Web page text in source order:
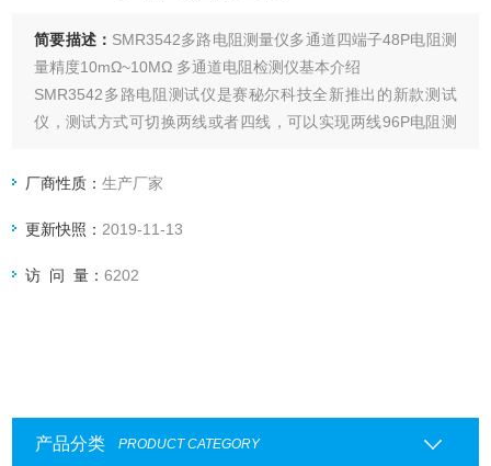
简要描述： SMR3542多路电阻测量仪多通道四端子48P电阻测
量精度10mΩ~10MΩ 多通道电阻检测仪基本介绍
SMR3542多路电阻测试仪是赛秘尔科技全新推出的新款测试
仪，测试方式可切换两线或者四线，可以实现两线96P电阻测
的电路设计，仪器抗干扰性能突出，非常适合配套自动化设备
厂商性质：生产厂家
更新快照： 2019-11-13
访 问 量：6202
产品分类 PRODUCT CATEGORY